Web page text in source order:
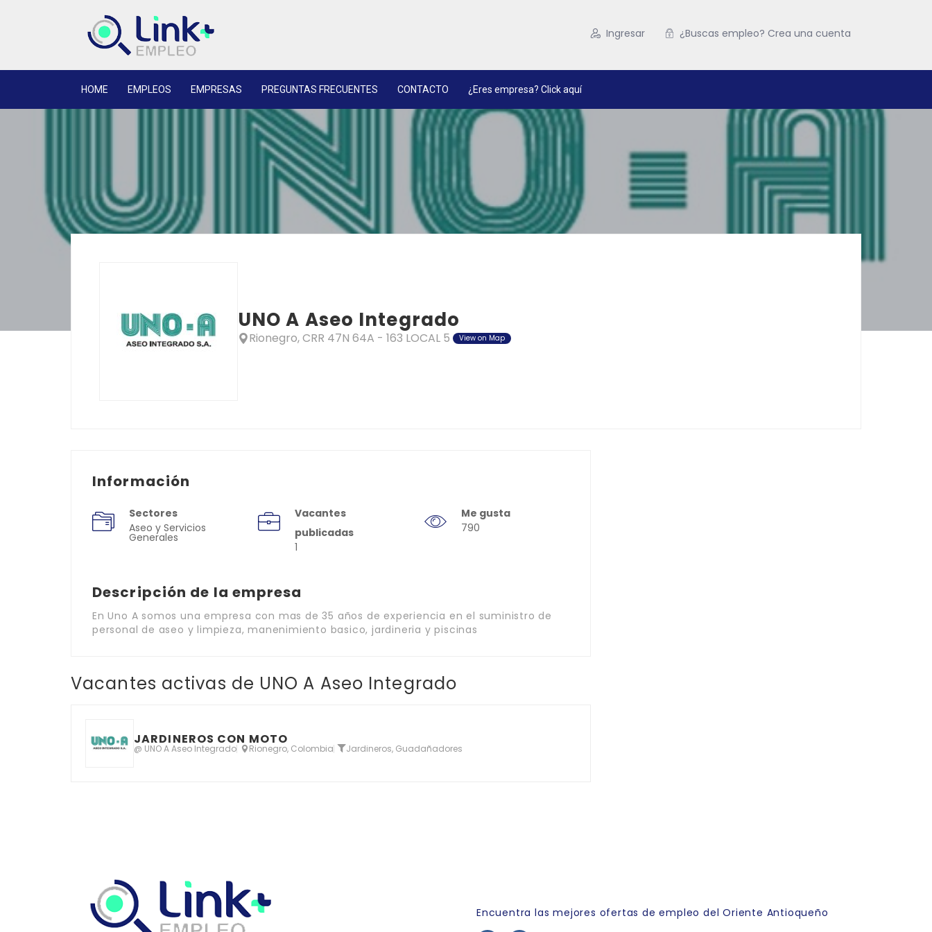
Ingresar ¿Buscas empleo? Crea una cuenta
HOME EMPLEOS EMPRESAS PREGUNTAS FRECUENTES CONTACTO ¿Eres empresa? Click aquí
UNO A Aseo Integrado
Rionegro, CRR 47N 64A - 163 LOCAL 5 View on Map
Información
Sectores
Aseo y Servicios
Generales
Vacantes
publicadas
1
Me gusta
790
Descripción de la empresa
En Uno A somos una empresa con mas de 35 años de experiencia en el suministro de
personal de aseo y limpieza, manenimiento basico, jardineria y piscinas
Vacantes activas de UNO A Aseo Integrado
JARDINEROS CON MOTO
@ UNO A Aseo Integrado Rionegro, Colombia Jardineros, Guadañadores
Encuentra las mejores ofertas de empleo del Oriente Antioqueño